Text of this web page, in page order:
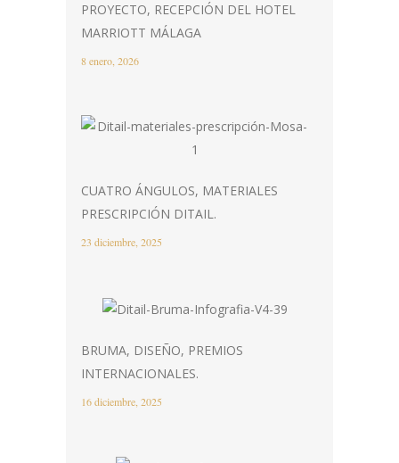
PROYECTO, RECEPCIÓN DEL HOTEL
MARRIOTT MÁLAGA
8 enero, 2026
CUATRO ÁNGULOS, MATERIALES
PRESCRIPCIÓN DITAIL.
23 diciembre, 2025
BRUMA, DISEÑO, PREMIOS
INTERNACIONALES.
16 diciembre, 2025